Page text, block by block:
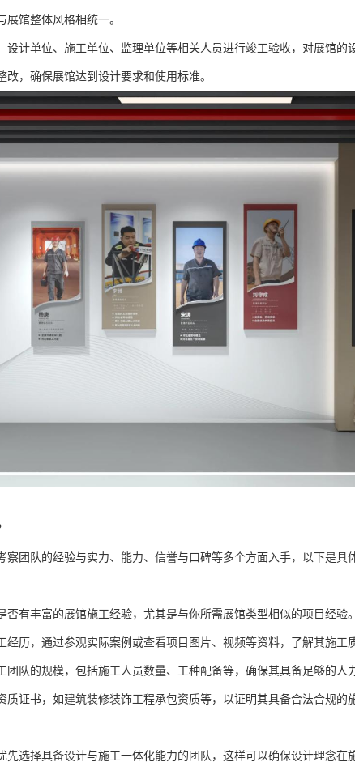
馆整体风格相统一。
设计单位、施工单位、监理单位等相关人员进行竣工验收，对展馆的
改，确保展馆达到设计要求和使用标准。
察团队的经验与实力、能力、信誉与口碑等多个方面入手，以下是具
否有丰富的展馆施工经验，尤其是与你所需展馆类型相似的项目经验
经历，通过参观实际案例或查看项目图片、视频等资料，了解其施工
团队的规模，包括施工人员数量、工种配备等，确保其具备足够的人
质证书，如建筑装修装饰工程承包资质等，以证明其具备合法合规的
先选择具备设计与施工一体化能力的团队，这样可以确保设计理念在